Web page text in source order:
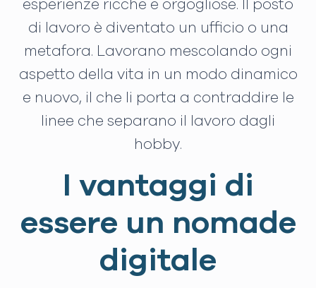
esperienze ricche e orgogliose. Il posto
di lavoro è diventato un ufficio o una
metafora. Lavorano mescolando ogni
aspetto della vita in un modo dinamico
e nuovo, il che li porta a contraddire le
linee che separano il lavoro dagli
hobby.
I vantaggi di
essere un nomade
digitale